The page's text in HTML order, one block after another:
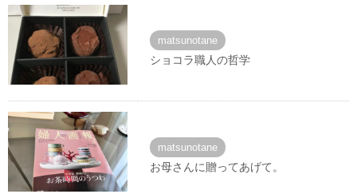
matsunotane
ショコラ職人の哲学
matsunotane
お母さんに贈ってあげて。